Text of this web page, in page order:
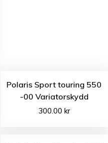
Polaris Sport touring 550
-00 Variatorskydd
300.00 kr